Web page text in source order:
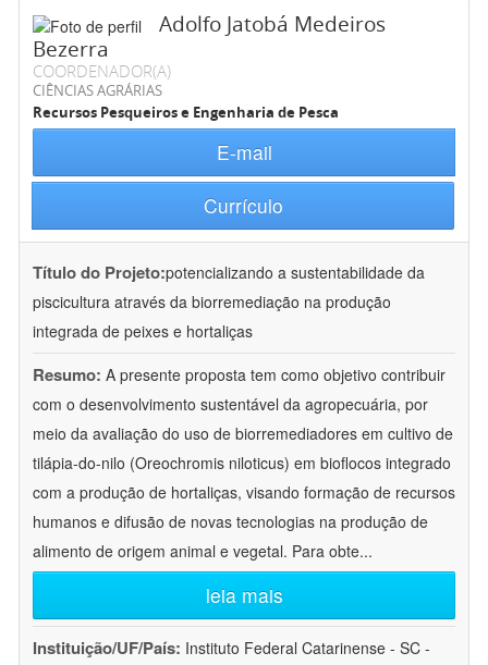
Adolfo Jatobá Medeiros
Bezerra
COORDENADOR(A)
CIÊNCIAS AGRÁRIAS
Recursos Pesqueiros e Engenharia de Pesca
E-mail
Currículo
Título do Projeto:potencializando a sustentabilidade da
piscicultura através da biorremediação na produção
integrada de peixes e hortaliças
Resumo: A presente proposta tem como objetivo contribuir
com o desenvolvimento sustentável da agropecuária, por
meio da avaliação do uso de biorremediadores em cultivo de
tilápia-do-nilo (Oreochromis niloticus) em bioflocos integrado
com a produção de hortaliças, visando formação de recursos
humanos e difusão de novas tecnologias na produção de
alimento de origem animal e vegetal. Para obte...
leia mais
Instituição/UF/País: Instituto Federal Catarinense - SC -